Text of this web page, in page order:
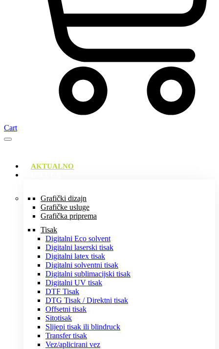
Cart
AKTUALNO
Grafički dizajn
Grafičke usluge
Grafička priprema
Tisak
Digitalni Eco solvent
Digitalni laserski tisak
Digitalni latex tisak
Digitalni solventni tisak
Digitalni sublimacijski tisak
Digitalni UV tisak
DTF Tisak
DTG Tisak / Direktni tisak
Offsetni tisak
Sitotisak
Slijepi tisak ili blindruck
Transfer tisak
Vez/aplicirani vez